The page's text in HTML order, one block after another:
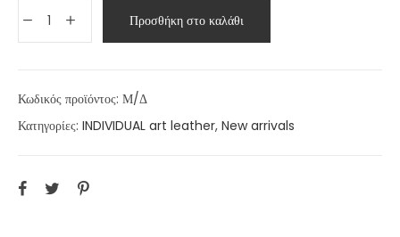
Προσθήκη στο καλάθι
Κωδικός προϊόντος: Μ/Δ
Κατηγορίες: INDIVIDUAL art leather, New arrivals